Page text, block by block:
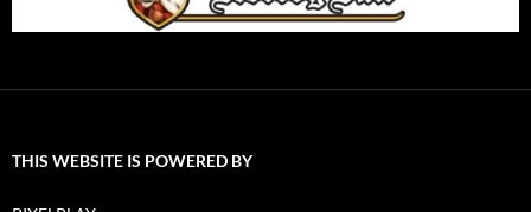
THIS WEBSITE IS POWERED BY